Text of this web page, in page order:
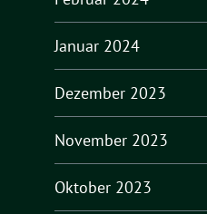
Januar 2024
Dezember 2023
November 2023
Oktober 2023